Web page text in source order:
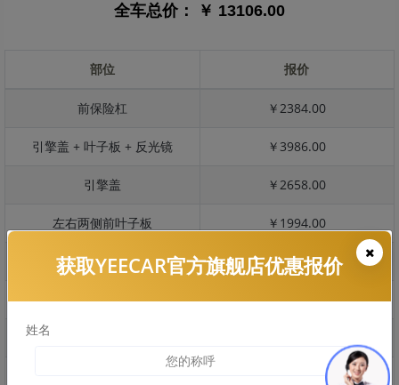
全车总价： ￥ 13106.00
部位 报价
前保险杠 ￥2384.00
引擎盖 + 叶子板 + 反光镜 ￥3986.00
引擎盖 ￥2658.00
左右两侧前叶子板 ￥1994.00
反光镜 ￥399.00
后保险杠 ￥1861.00
￥1219.00
获取YEECAR官方旗舰店优惠报价
姓名